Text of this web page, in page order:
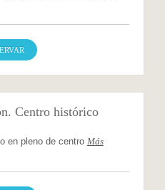
Centro histórico
en pleno de centro Más